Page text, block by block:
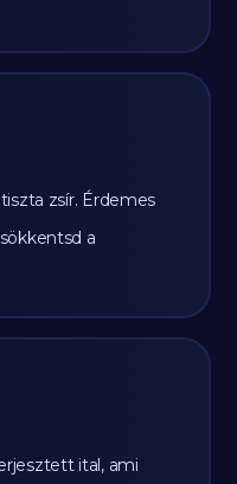
zsír. Érdemes
a
ital, ami